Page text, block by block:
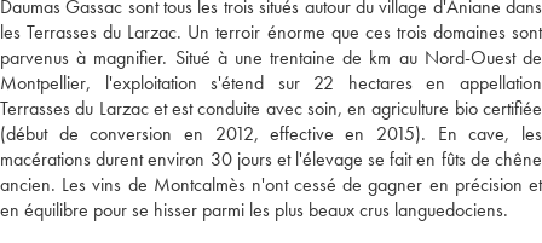
Daumas Gassac sont tous les trois situés autour du village d'Aniane dans
les Terrasses du Larzac. Un terroir énorme que ces trois domaines sont
parvenus à magnifier. Situé à une trentaine de km au Nord-Ouest de
Montpellier, l'exploitation s'étend sur 22 hectares en appellation
Terrasses du Larzac et est conduite avec soin, en agriculture bio certifiée
(début de conversion en 2012, effective en 2015). En cave, les
macérations durent environ 30 jours et l'élevage se fait en fûts de chêne
ancien. Les vins de Montcalmès n'ont cessé de gagner en précision et
en équilibre pour se hisser parmi les plus beaux crus languedociens.